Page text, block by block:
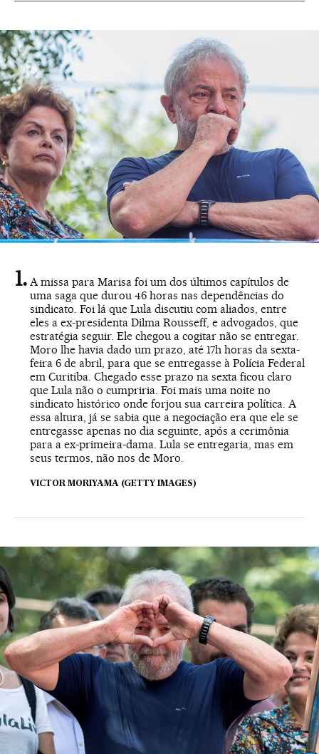
A missa para Marisa foi um dos últimos capítulos de
uma saga que durou 46 horas nas dependências do
sindicato. Foi lá que Lula discutiu com aliados, entre
eles a ex-presidenta Dilma Rousseff, e advogados, que
estratégia seguir. Ele chegou a cogitar não se entregar.
Moro lhe havia dado um prazo, até 17h horas da sexta-
feira 6 de abril, para que se entregasse à Polícia Federal
em Curitiba. Chegado esse prazo na sexta ficou claro
que Lula não o cumpriria. Foi mais uma noite no
sindicato histórico onde forjou sua carreira política. A
essa altura, já se sabia que a negociação era que ele se
entregasse apenas no dia seguinte, após a cerimônia
para a ex-primeira-dama. Lula se entregaria, mas em
seus termos, não nos de Moro.
VICTOR MORIYAMA (GETTY IMAGES)